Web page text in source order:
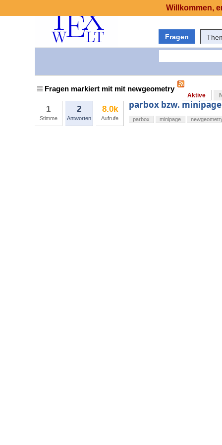
Fragen
Fragen markiert mit mit newgeometry
Aktive
1
Stimme
2
Antworten
8.0k
Aufrufe
parbox bzw.
parbox minipage
Willkommen,